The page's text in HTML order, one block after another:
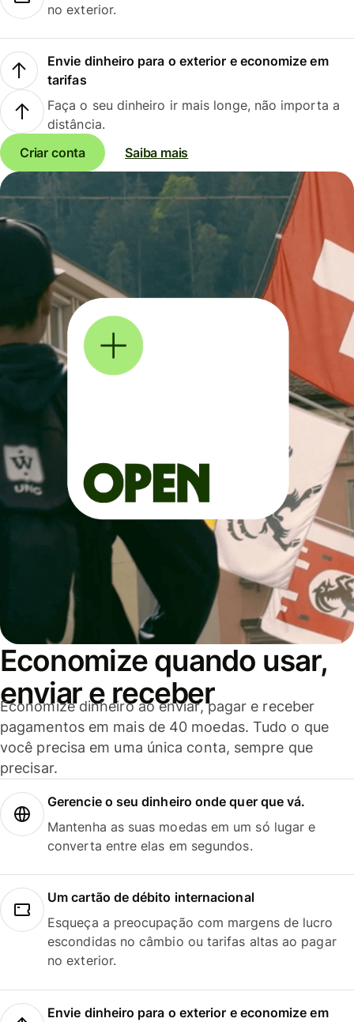
no exterior.
Envie dinheiro para o exterior e economize em
tarifas
Faça o seu dinheiro ir mais longe, não importa a
distância.
Criar conta
Saiba mais
Economize quando usar,
enviar e receber
Economize dinheiro ao enviar, pagar e receber
pagamentos em mais de 40 moedas. Tudo o que
você precisa em uma única conta, sempre que
precisar.
Gerencie o seu dinheiro onde quer que vá.
Mantenha as suas moedas em um só lugar e
converta entre elas em segundos.
Um cartão de débito internacional
Esqueça a preocupação com margens de lucro
escondidas no câmbio ou tarifas altas ao pagar
no exterior.
Envie dinheiro para o exterior e economize em